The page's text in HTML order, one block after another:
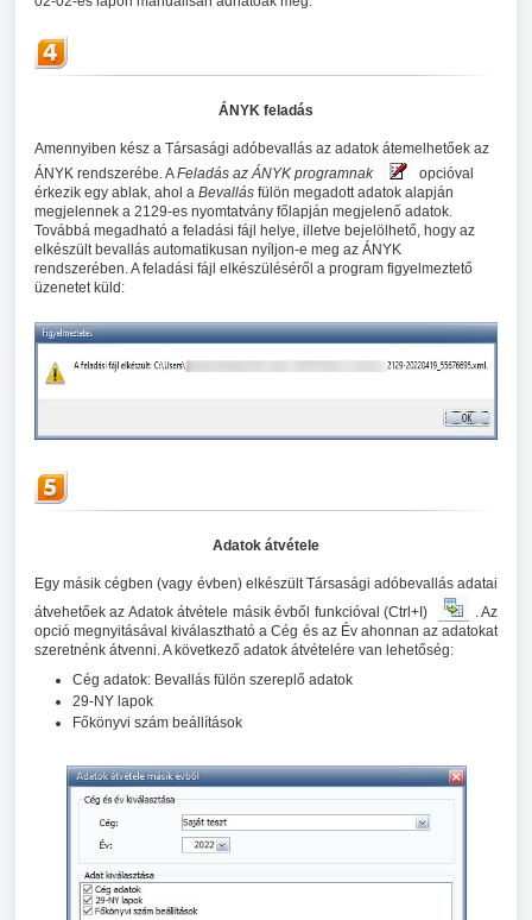
ÁNYK feladás
Amennyiben kész a Társasági adóbevallás az adatok átemelhetőek az
ÁNYK rendszerébe. AFeladás az ÁNYK programnak
opcióval
érkezik egy ablak, ahol a Bevallás fülön megadott adatok alapján
megjelennek a 2129-es nyomtatvány főlapján megjelenő adatok.
Továbbá megadható a feladási fájl helye, illetve bejelölhető, hogy az
elkészült bevallás automatikusan nyíljon-e meg az ÁNYK
rendszerében. A feladási fájl elkészüléséről a program figyelmeztető
üzenetet küld:
Adatok átvétele
Egy másik cégben (vagy évben) elkészült Társasági adóbevallás adatai
átvehetőek az Adatok átvétele másik évből funkcióval (Ctrl+I)
. Az
opció megnyitásával kiválasztható a Cég és az Év ahonnan az adatokat
szeretnénk átvenni. A következő adatok átvételére van lehetőség:
Cég adatok: Bevallás fülön szereplő adatok
29-NY lapok
Főkönyvi szám beállítások